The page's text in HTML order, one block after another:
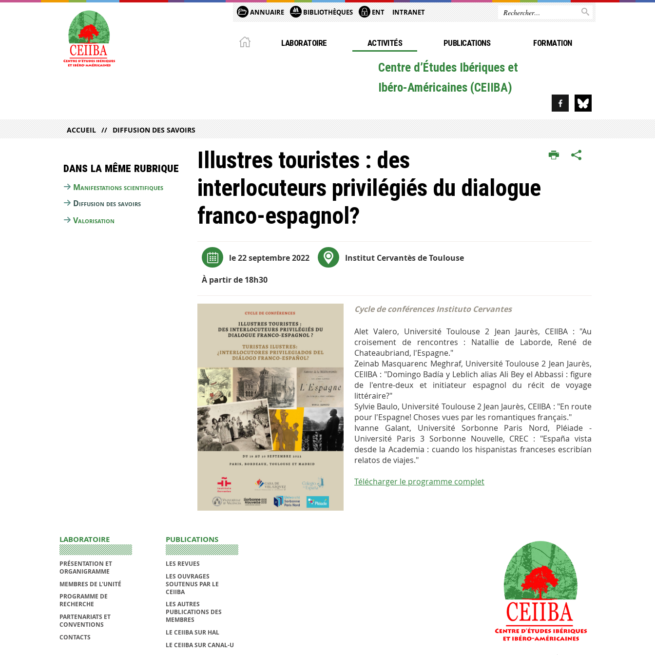
ANNUAIRE BIBLIOTHÈQUES ENT INTRANET
LABORATOIRE ACTIVITÉS PUBLICATIONS FORMATION
Centre d’Études Ibériques et
Ibéro-Américaines (CEIIBA)
ACCUEIL DIFFUSION DES SAVOIRS
Illustres touristes : des
interlocuteurs privilégiés du dialogue
franco-espagnol?
le 22 septembre 2022
À partir de 18h30
Institut Cervantès de Toulouse
Cycle de conférences Instituto Cervantes
Alet Valero, Université Toulouse 2 Jean Jaurès, CEIIBA : "Au
croisement de rencontres : Natallie de Laborde, René de
Chateaubriand, l'Espagne."
Zeinab Masquarenc Meghraf, Université Toulouse 2 Jean Jaurès,
CEIIBA : "Domingo Badía y Leblich alias Ali Bey el Abbassi : figure
de l'entre-deux et initiateur espagnol du récit de voyage
littéraire?"
Sylvie Baulo, Université Toulouse 2 Jean Jaurès, CEIIBA : "En route
pour l'Espagne! Choses vues par les romantiques français."
Ivanne Galant, Université Sorbonne Paris Nord, Pléiade -
Université Paris 3 Sorbonne Nouvelle, CREC : "España vista
desde la Academia : cuando los hispanistas franceses escribían
relatos de viajes."
Télécharger le programme complet
Dans la même rubrique
Manifestations scientifiques
Diffusion des savoirs
Valorisation
LABORATOIRE
PRÉSENTATION ET
ORGANIGRAMME
MEMBRES DE L'UNITÉ
PROGRAMME DE
RECHERCHE
PARTENARIATS ET
CONVENTIONS
CONTACTS
PUBLICATIONS
LES REVUES
LES OUVRAGES
SOUTENUS PAR LE
CEIIBA
LES AUTRES
PUBLICATIONS DES
MEMBRES
LE CEIIBA SUR HAL
LE CEIIBA SUR CANAL-U